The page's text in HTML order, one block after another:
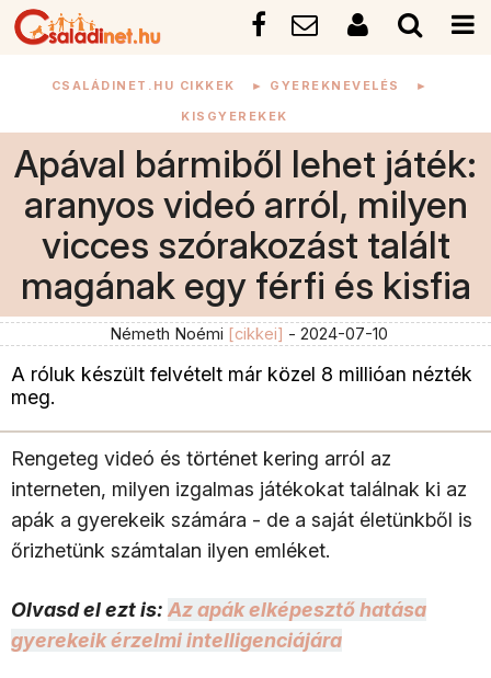
CSALÁDINET.HU CIKKEK ► GYEREKNEVELÉS ►
KISGYEREKEK
Apával bármiből lehet játék:
aranyos videó arról, milyen
vicces szórakozást talált
magának egy férfi és kisfia
Németh Noémi [cikkei] - 2024-07-10
A róluk készült felvételt már közel 8 millióan nézték
meg.
Rengeteg videó és történet kering arról az
interneten, milyen izgalmas játékokat találnak ki az
apák a gyerekeik számára - de a saját életünkből is
őrizhetünk számtalan ilyen emléket.
Olvasd el ezt is: Az apák elképesztő hatása
gyerekeik érzelmi intelligenciájára